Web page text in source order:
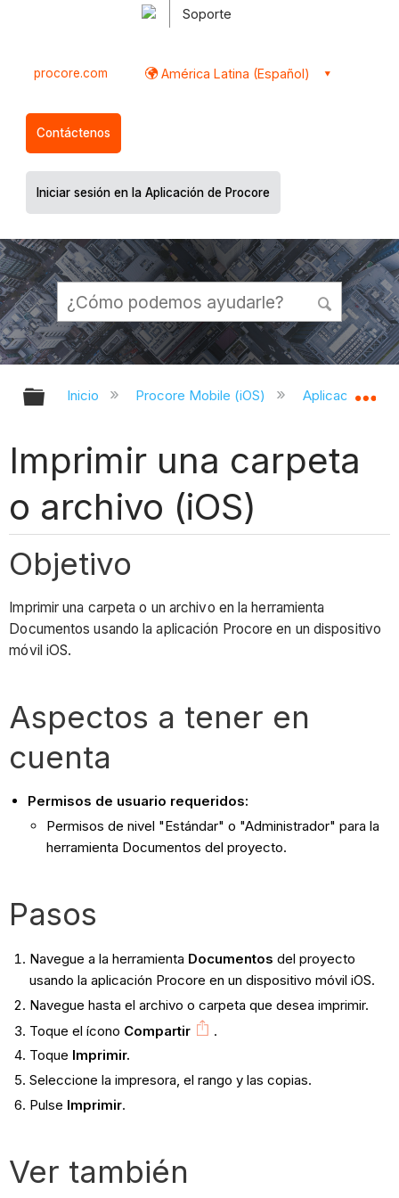
Soporte
procore.com América Latina (Español)
Contáctenos
Iniciar sesión en la Aplicación de Procore
Expandir/contraer jerarquía global
Inicio Procore Mobile (iOS) Aplicación iOS
Imprimir una carpeta
o archivo (iOS)
Objetivo
Imprimir una carpeta o un archivo en la herramienta
Documentos usando la aplicación Procore en un dispositivo
móvil iOS.
Aspectos a tener en
cuenta
Permisos de usuario requeridos:
Permisos de nivel "Estándar" o "Administrador" para la
herramienta Documentos del proyecto.
Pasos
Navegue a la herramienta Documentos del proyecto
usando la aplicación Procore en un dispositivo móvil iOS.
Navegue hasta el archivo o carpeta que desea imprimir.
Toque el ícono Compartir
.
Toque Imprimir.
Seleccione la impresora, el rango y las copias.
Pulse Imprimir.
Ver también